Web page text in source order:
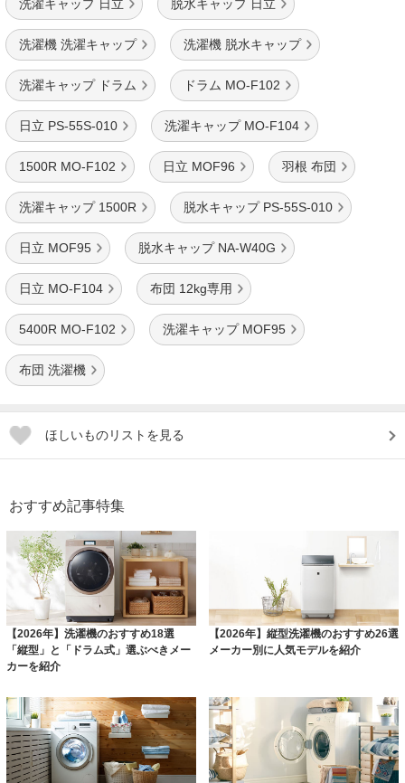
洗濯キャップ 日立 脱水キャップ 日立
洗濯機 洗濯キャップ 洗濯機 脱水キャップ
洗濯キャップ ドラム ドラム MO-F102
日立 PS-55S-010 洗濯キャップ MO-F104
1500R MO-F102 日立 MOF96 羽根 布団
洗濯キャップ 1500R 脱水キャップ PS-55S-010
日立 MOF95 脱水キャップ NA-W40G
日立 MO-F104 布団 12kg専用
5400R MO-F102 洗濯キャップ MOF95
布団 洗濯機
ほしいものリストを見る
おすすめ記事特集
【2026年】洗濯機のおすすめ18選
「縦型」と「ドラム式」選ぶべきメー
カーを紹介
【2026年】縦型洗濯機のおすすめ26選
メーカー別に人気モデルを紹介